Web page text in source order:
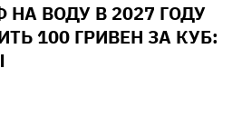
ВОДУ В 2027 ГОДУ
100 ГРИВЕН ЗА КУБ: